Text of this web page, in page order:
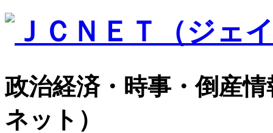
政治経済・時事・倒産
ネット）